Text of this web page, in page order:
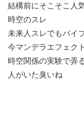
結構前にそこそこ人
時空のスレ
未来人スレでもバイ
今マンデラエフェク
時空関係の実験で弄
人がいた臭いね